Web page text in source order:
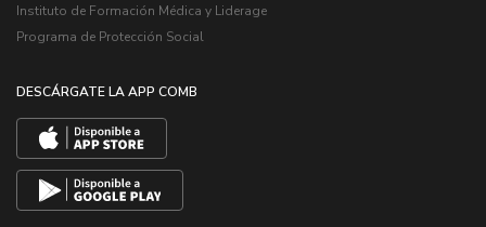
Instituto de Formación Médica y Liderage
Programa de Protección Social
DESCÁRGATE LA APP COMB